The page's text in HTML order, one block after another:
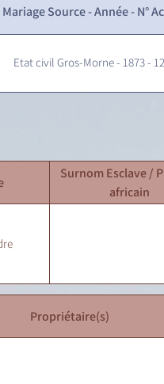
Mariage Source - Année - N°
Etat civil Gros-Morne - 1873 - 12
Surnom Esclave /
africain
Propriétaire(s)